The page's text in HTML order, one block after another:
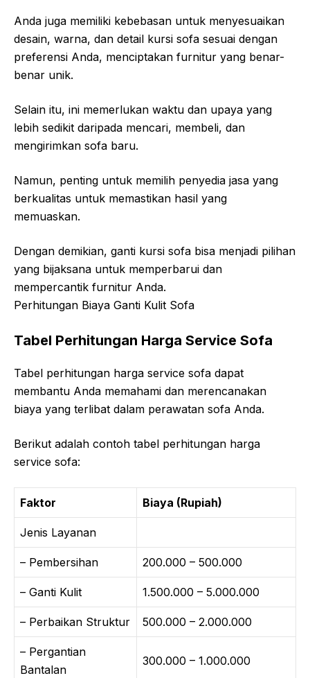
Anda juga memiliki kebebasan untuk menyesuaikan
desain, warna, dan detail kursi sofa sesuai dengan
preferensi Anda, menciptakan furnitur yang benar-
benar unik.
Selain itu, ini memerlukan waktu dan upaya yang
lebih sedikit daripada mencari, membeli, dan
mengirimkan sofa baru.
Namun, penting untuk memilih penyedia jasa yang
berkualitas untuk memastikan hasil yang
memuaskan.
Dengan demikian, ganti kursi sofa bisa menjadi pilihan
yang bijaksana untuk memperbarui dan
mempercantik furnitur Anda.
Perhitungan Biaya Ganti Kulit Sofa
Tabel Perhitungan Harga Service Sofa
Tabel perhitungan harga service sofa dapat
membantu Anda memahami dan merencanakan
biaya yang terlibat dalam perawatan sofa Anda.
Berikut adalah contoh tabel perhitungan harga
service sofa:
Faktor Biaya (Rupiah)
Jenis Layanan
– Pembersihan 200.000 – 500.000
– Ganti Kulit 1.500.000 – 5.000.000
– Perbaikan Struktur 500.000 – 2.000.000
– Pergantian
Bantalan
300.000 – 1.000.000